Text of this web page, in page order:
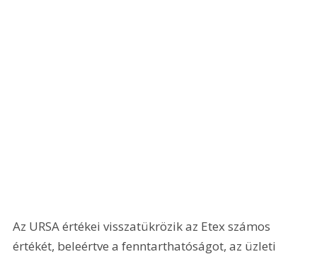
Az URSA értékei visszatükrözik az Etex számos
értékét, beleértve a fenntarthatóságot, az üzleti